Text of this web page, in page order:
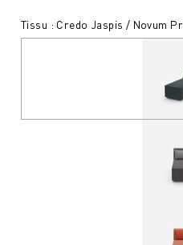
Tissu : Credo Jaspis / Novum